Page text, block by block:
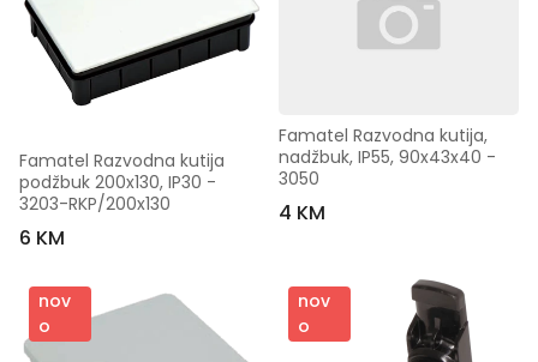
Famatel Razvodna kutija
podžbuk 200x130, IP30 -
3203-RKP/200x130
6 KM
Famatel Razvodna kutija,
nadžbuk, IP55, 90x43x40 -
3050
4 KM
nov
o
nov
o